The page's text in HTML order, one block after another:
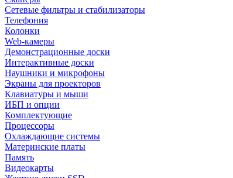
Сетевые фильтры и стабилизаторы
Телефония
Колонки
Web-камеры
Демонстрационные доски
Интерактивные доски
Наушники и микрофоны
Экраны для проекторов
Клавиатуры и мыши
ИБП и опции
Комплектующие
Процессоры
Охлаждающие системы
Материнские платы
Память
Видеокарты